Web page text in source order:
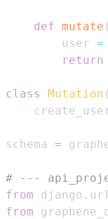
def mutate (
        user
=
return
class Mutation (
schema =
# ---
from django .
from